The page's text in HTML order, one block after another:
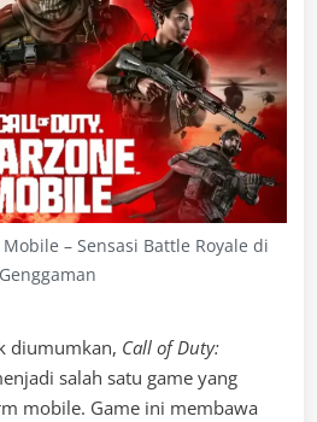
– Sensasi Battle Royale di
Genggaman
diumumkan, Call of Duty:
salah satu game yang
mobile. Game ini membawa